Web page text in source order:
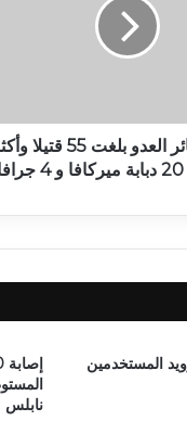
حزب الله: خسائر العدو بلغت
المستخدمين
نابلس